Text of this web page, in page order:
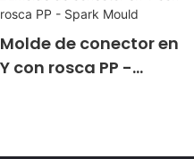
Molde de conector en
Y con rosca PP -